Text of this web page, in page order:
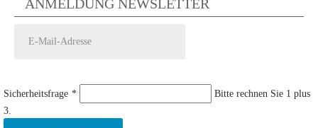
ANMELDUNG NEWSLETTER
Sicherheitsfrage *
Bitte rechnen Sie 1 plus
3.